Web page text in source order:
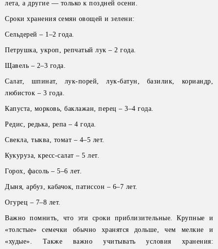
лета, а другие — только к поздней осени.
Сроки хранения семян овощей и зелени:
Сельдерей – 1–2 года.
Петрушка, укроп, репчатый лук – 2 года.
Щавель – 2–3 года.
Салат, шпинат, лук-порей, лук-батун, базилик, кориандр,
любисток – 3 года.
Капуста, морковь, баклажан, перец – 3–4 года.
Редис, редька, репа – 4 года.
Свекла, тыква, томат – 4–5 лет.
Кукуруза, кресс-салат – 5 лет.
Горох, фасоль – 5–6 лет.
Дыня, арбуз, кабачок, патиссон – 6–7 лет.
Огурец – 7–8 лет.
Важно помнить, что эти сроки приблизительные. Крупные и
«толстые» семечки обычно хранятся дольше, чем мелкие и
«худые». Также важно учитывать условия хранения: